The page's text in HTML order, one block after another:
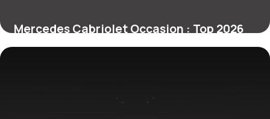
Mercedes Cabriolet Occasion : Top 2026
des Modèles